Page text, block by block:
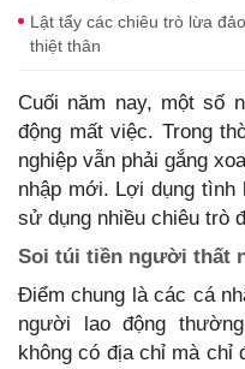
Lật tẩy các chiêu trò lừa
thiệt thân
Cuối năm nay, một số
động mất việc. Trong
nghiệp vẫn phải gắng
nhập mới. Lợi dụng tình
sử dụng nhiều chiêu trò
Soi túi tiền người thất
Điểm chung là các cá
người lao động
không có địa chỉ mà chỉ